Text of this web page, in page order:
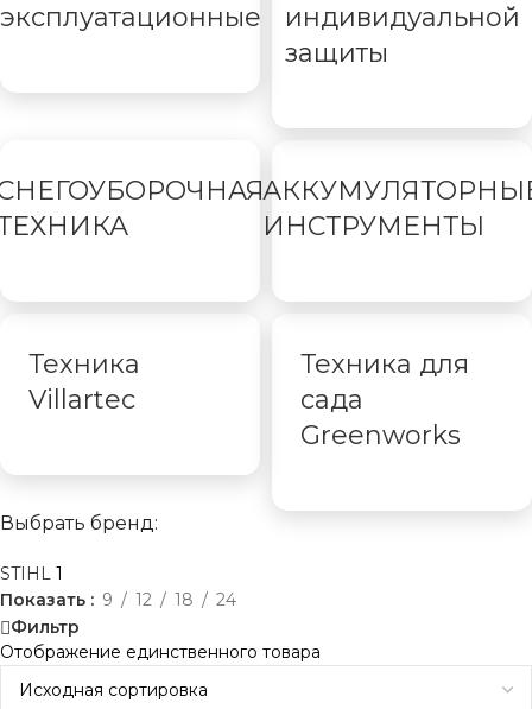
эксплуатационные
индивидуальной
защиты
ИНСТРУМЕНТЫ
Техника
Villartec
Техника для
сада
Greenworks
Выбрать бренд:
STIHL 1
Показать
9 12 18
24
Фильтр
Отображение единственного товара